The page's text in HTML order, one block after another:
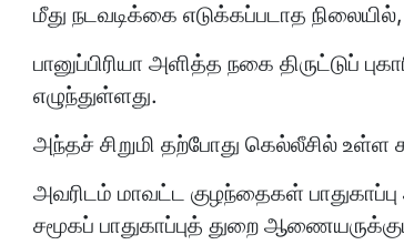
மீது நடவடிக்கை எடுக்கப்படாத நிலையில்,
பானுப்பிரியா அளித்த நகை திருட்டுப்
எழுந்துள்ளது.
அந்தச் சிறுமி தற்போது கெல்லீசில் உள்ள
அவரிடம் மாவட்ட குழந்தைகள்
சமூகப் பாதுகாப்புத் துறை